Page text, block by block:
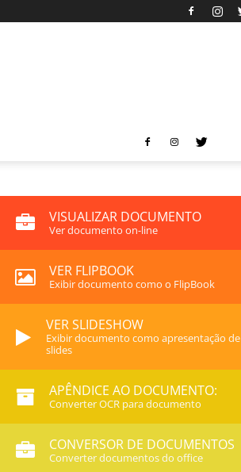
VISUALIZAR DOCUMENTO
Ver documento on-line
VER FLIPBOOK
Exibir documento como o FlipBook
VER SLIDESHOW
Exibir documento como apresentação de
slides
APÊNDICE AO DOCUMENTO:
Converter OCR para documento
CONVERSOR DE DOCUMENTOS
Converter documentos do office